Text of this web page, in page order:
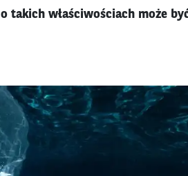
takich właściwościach może